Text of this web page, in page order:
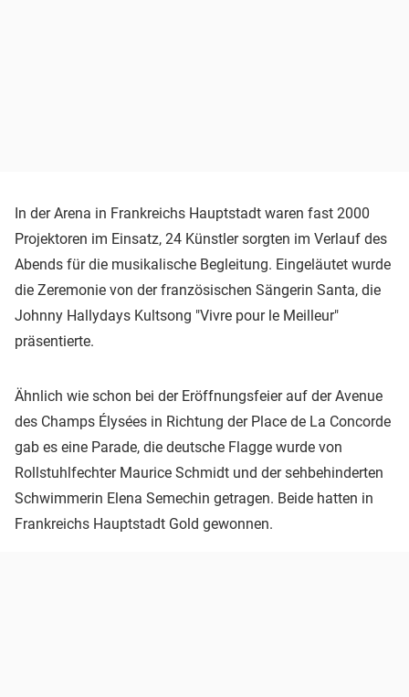
In der Arena in Frankreichs Hauptstadt waren fast 2000
Projektoren im Einsatz, 24 Künstler sorgten im Verlauf des
Abends für die musikalische Begleitung. Eingeläutet wurde
die Zeremonie von der französischen Sängerin Santa, die
Johnny Hallydays Kultsong "Vivre pour le Meilleur"
präsentierte.
Ähnlich wie schon bei der Eröffnungsfeier auf der Avenue
des Champs Élysées in Richtung der Place de La Concorde
gab es eine Parade, die deutsche Flagge wurde von
Rollstuhlfechter Maurice Schmidt und der sehbehinderten
Schwimmerin Elena Semechin getragen. Beide hatten in
Frankreichs Hauptstadt Gold gewonnen.